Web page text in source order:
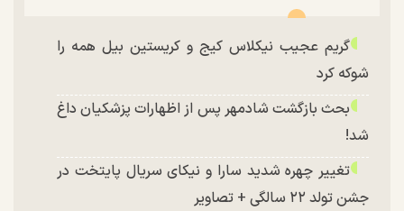
گریم عجیب نیکلاس کیج و کریستین بیل همه را
شوکه کرد
بحث بازگشت شادمهر پس از اظهارات پزشکیان داغ
شد!
تغییر چهره شدید سارا و نیکای سریال پایتخت در
جشن تولد ۲۲ سالگی + تصاویر